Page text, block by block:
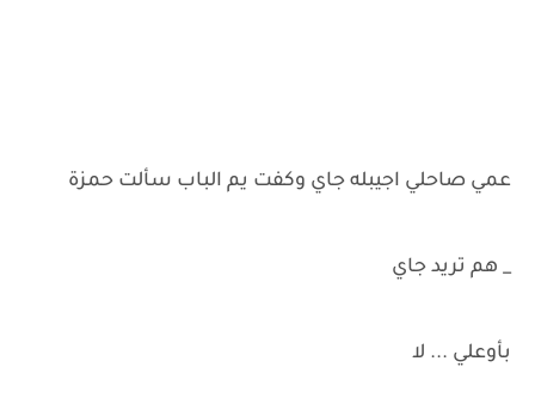
عمي صاحلي اجيبله جاي وكفت يم الباب سألت حمزة
_ هم تريد جاي
بأوعلي ... لا